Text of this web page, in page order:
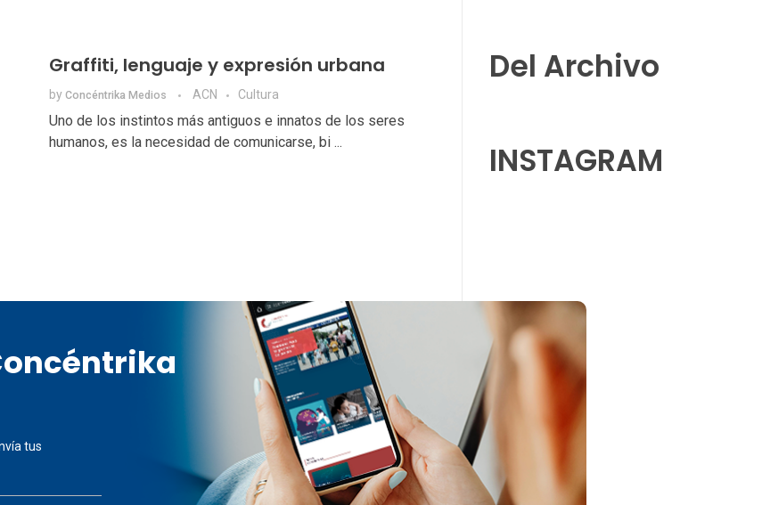
Graffiti, lenguaje y expresión urbana
by Concéntrika Medios ACN Cultura
Uno de los instintos más antiguos e innatos de los seres
humanos, es la necesidad de comunicarse, bi ...
Del Archivo
INSTAGRAM
tus